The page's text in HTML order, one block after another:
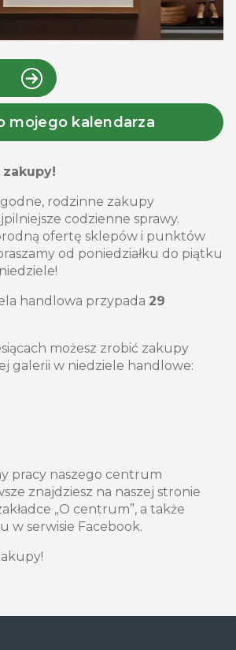
mojego kalendarza
rodzinne zakupy
codzienne sprawy.
ofertę sklepów i punktów
od poniedziałku do piątku
handlowa przypada 29
możesz zrobić zakupy
galerii w niedziele handlowe:
pracy naszego centrum
znajdziesz na naszej stronie
„O centrum”, a także
w serwisie Facebook.